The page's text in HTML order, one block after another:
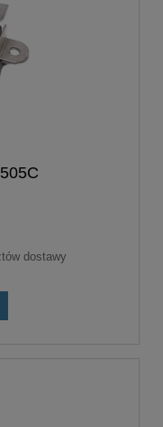
dostawy